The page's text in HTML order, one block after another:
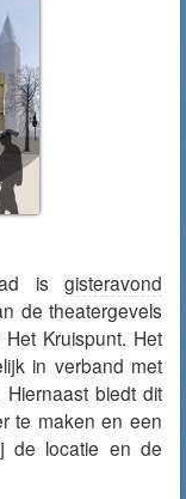
is gisteravond
de theatergevels
Kruispunt. Het
in verband met
biedt dit
te maken en een
de locatie en de